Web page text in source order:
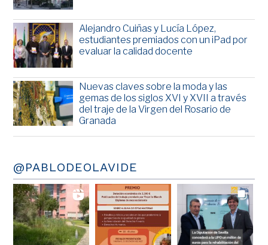
Alejandro Cuiñas y Lucía López,
estudiantes premiados con un iPad por
evaluar la calidad docente
Nuevas claves sobre la moda y las
gemas de los siglos XVI y XVII a través
del traje de la Virgen del Rosario de
Granada
@PABLODEOLAVIDE